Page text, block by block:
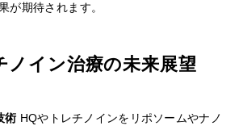
が期待されます。
ノイン治療の未来展望
術 HQやトレチノインをリポソームやナノ